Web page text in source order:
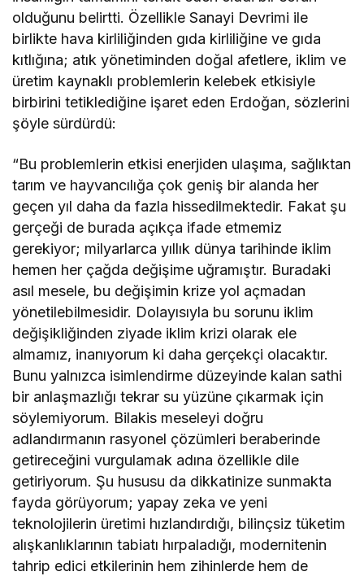
olduğunu belirtti. Özellikle Sanayi Devrimi ile
birlikte hava kirliliğinden gıda kirliliğine ve gıda
kıtlığına; atık yönetiminden doğal afetlere, iklim ve
üretim kaynaklı problemlerin kelebek etkisiyle
birbirini tetiklediğine işaret eden Erdoğan, sözlerini
şöyle sürdürdü:
“Bu problemlerin etkisi enerjiden ulaşıma, sağlıktan
tarım ve hayvancılığa çok geniş bir alanda her
geçen yıl daha da fazla hissedilmektedir. Fakat şu
gerçeği de burada açıkça ifade etmemiz
gerekiyor; milyarlarca yıllık dünya tarihinde iklim
hemen her çağda değişime uğramıştır. Buradaki
asıl mesele, bu değişimin krize yol açmadan
yönetilebilmesidir. Dolayısıyla bu sorunu iklim
değişikliğinden ziyade iklim krizi olarak ele
almamız, inanıyorum ki daha gerçekçi olacaktır.
Bunu yalnızca isimlendirme düzeyinde kalan sathi
bir anlaşmazlığı tekrar su yüzüne çıkarmak için
söylemiyorum. Bilakis meseleyi doğru
adlandırmanın rasyonel çözümleri beraberinde
getireceğini vurgulamak adına özellikle dile
getiriyorum. Şu hususu da dikkatinize sunmakta
fayda görüyorum; yapay zeka ve yeni
teknolojilerin üretimi hızlandırdığı, bilinçsiz tüketim
alışkanlıklarının tabiatı hırpaladığı, modernitenin
tahrip edici etkilerinin hem zihinlerde hem de